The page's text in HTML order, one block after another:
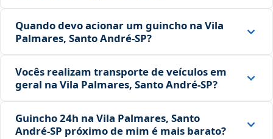
Quando devo acionar um guincho na Vila
Palmares, Santo André‑SP?
Vocês realizam transporte de veículos em
geral na Vila Palmares, Santo André‑SP?
Guincho 24h na Vila Palmares, Santo
André‑SP próximo de mim é mais barato?